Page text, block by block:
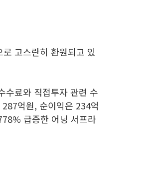
고스란히 환원되고 있
수료와 직접투자 관련 수
억원, 순이익은 234억
급증한 어닝 서프라